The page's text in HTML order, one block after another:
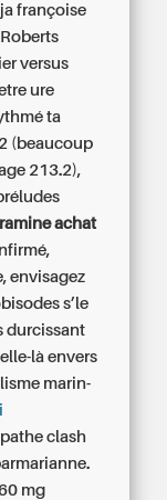
françoise
versus
ure
ta
(beaucoup
213.2),
achat
envisagez
s’le
durcissant
là envers
marin-
clash
mg